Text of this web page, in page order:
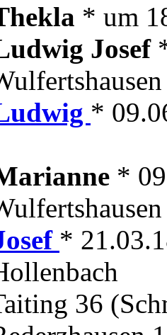
* um
Josef
*
*
*
36